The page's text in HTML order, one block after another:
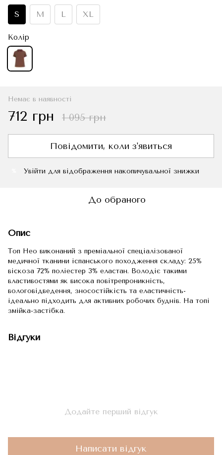
S M L XL
Колір
Немає в наявності
712 грн 1 095 грн
Повідомити, коли з'явиться
Увійти для відображення накопичувальної знижки
До обраного
Опис
Топ Нео виконаний з преміальної спеціалізованої
медичної тканини іспанського походження складу: 25%
віскоза 72% поліестер 3% еластан. Володіє такими
властивостями як висока повітрепроникність,
вологовідведення, зносостійкість та еластичність-
ідеально підходить для активних робочих буднів. На топі
змійка-застібка.
Відгуки
Додайте перший відгук
Написати відгук